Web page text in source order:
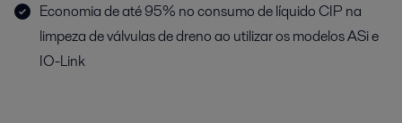
Economia de até 95% no consumo de líquido CIP na
limpeza de válvulas de dreno ao utilizar os modelos ASi e
IO-Link